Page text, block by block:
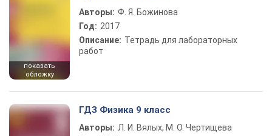
показать
обложку
Авторы: Ф. Я. Божинова
Год: 2017
Описание: Тетрадь для лабораторных
работ
ГДЗ Физика 9 класс
Авторы: Л. И. Вялых, М. О. Чертищева